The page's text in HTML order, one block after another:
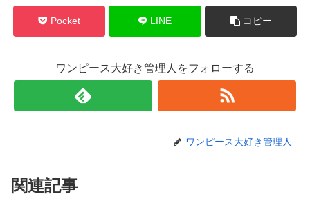
Pocket LINE コピー
ワンピース大好き管理人をフォローする
ワンピース大好き管理人
関連記事